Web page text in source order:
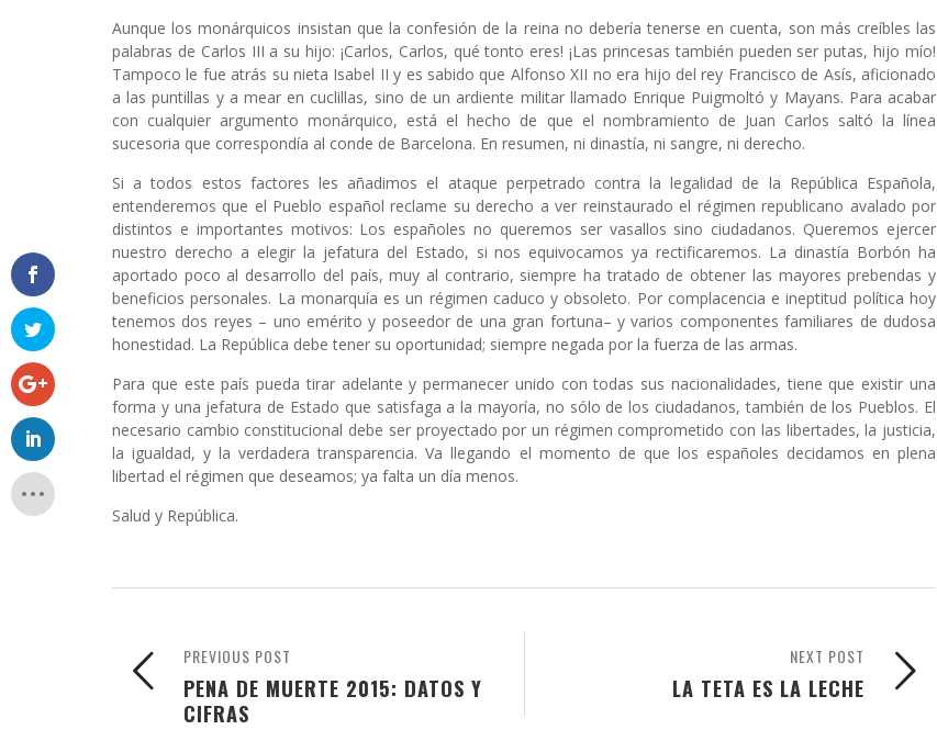
Aunque los monárquicos insistan que la confesión de la reina no debería tenerse en cuenta, son más creíbles las
palabras de Carlos III a su hijo: ¡Carlos, Carlos, qué tonto eres! ¡Las princesas también pueden ser putas, hijo mío!
Tampoco le fue atrás su nieta Isabel II y es sabido que Alfonso XII no era hijo del rey Francisco de Asís, aficionado
a las puntillas y a mear en cuclillas, sino de un ardiente militar llamado Enrique Puigmoltó y Mayans. Para acabar
con cualquier argumento monárquico, está el hecho de que el nombramiento de Juan Carlos saltó la línea
sucesoria que correspondía al conde de Barcelona. En resumen, ni dinastía, ni sangre, ni derecho.
Si a todos estos factores les añadimos el ataque perpetrado contra la legalidad de la República Española,
entenderemos que el Pueblo español reclame su derecho a ver reinstaurado el régimen republicano avalado por
distintos e importantes motivos: Los españoles no queremos ser vasallos sino ciudadanos. Queremos ejercer
nuestro derecho a elegir la jefatura del Estado, si nos equivocamos ya rectificaremos. La dinastía Borbón ha
aportado poco al desarrollo del país, muy al contrario, siempre ha tratado de obtener las mayores prebendas y
beneficios personales. La monarquía es un régimen caduco y obsoleto. Por complacencia e ineptitud política hoy
tenemos dos reyes – uno emérito y poseedor de una gran fortuna– y varios componentes familiares de dudosa
honestidad. La República debe tener su oportunidad; siempre negada por la fuerza de las armas.
Para que este país pueda tirar adelante y permanecer unido con todas sus nacionalidades, tiene que existir una
forma y una jefatura de Estado que satisfaga a la mayoría, no sólo de los ciudadanos, también de los Pueblos. El
necesario cambio constitucional debe ser proyectado por un régimen comprometido con las libertades, la justicia,
la igualdad, y la verdadera transparencia. Va llegando el momento de que los españoles decidamos en plena
libertad el régimen que deseamos; ya falta un día menos.
Salud y República.
NEXT POST
LA TETA ES LA LECHE
PREVIOUS POST
PENA DE MUERTE 2015: DATOS Y
CIFRAS